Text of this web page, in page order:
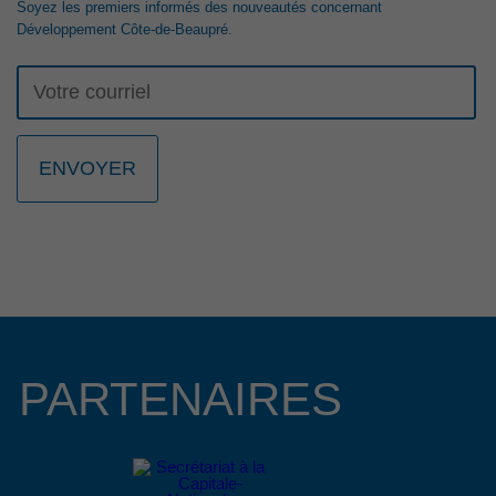
RELÈVE ENTREPRENEURIALE
La 23e édition du Gala Reconnaissance de la Côte-de-Beaupré est de
retour pour célébrer l’engagement, la passion et l’excellence des
entrepreneurs, organisations et bâtisseurs qui contribuent au
R. Boies de Beaupré et de Château-Richer, assureront la coprésidence
4 février 2026
La Municipalité régionale de comté (MRC) de La Côte-de-Beaupré,
Développement Côte-de-Beaupré et le ministère de la Culture et des
développement culturel sur la Côte-de-Beaupré.
Soyez les premiers informés des nouveautés concernant
Développement Côte-de-Beaupré.
PARTENAIRES